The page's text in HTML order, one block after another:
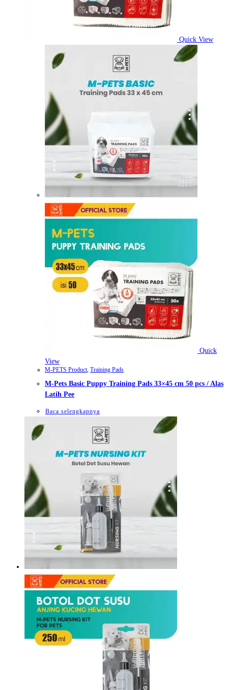
Quick View
Quick
View
M-PETS Product Training Pads
M-Pets Basic Puppy Training Pads 33×45 cm 50 pcs / Alas
Latih Pee
Baca selengkapnya